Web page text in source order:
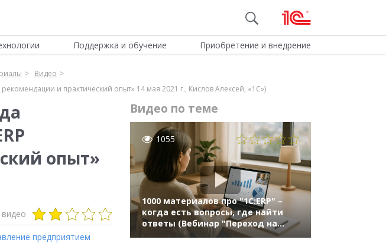
Поддержка и обучение Приобретение и внедрение
Видео
и практический опыт» 14 мая 2021 г., Кислов Алексей, «1С»)
опыт»
видео
предприятием
Видео по теме
1055
1000 материалов про "1С:ERP" –
когда есть вопросы, где найти
ответы (Вебинар "Переход на
1С:ERP с 1С:УПП – рекомендации и